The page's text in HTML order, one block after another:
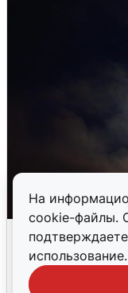
На
cookie-файлы.
использование.
Взрывы в
тревоги
5 августа